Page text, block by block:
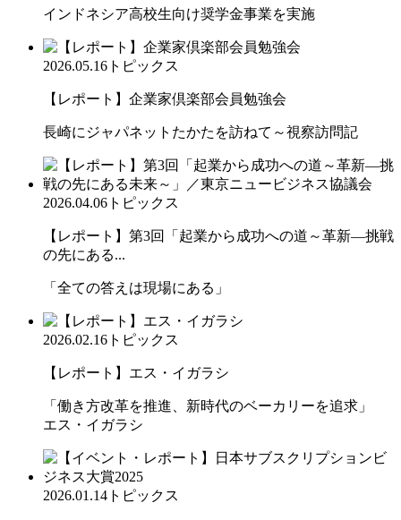
インドネシア高校生向け奨学金事業を実施
2026.05.16 トピックス
【レポート】企業家倶楽部会員勉強会
長崎にジャパネットたかたを訪ねて～視察訪問記
2026.04.06 トピックス
【レポート】第3回「起業から成功への道～革新―挑戦
の先にある...
「全ての答えは現場にある」
2026.02.16 トピックス
【レポート】エス・イガラシ
「働き方改革を推進、新時代のベーカリーを追求」
エス・イガラシ
2026.01.14 トピックス